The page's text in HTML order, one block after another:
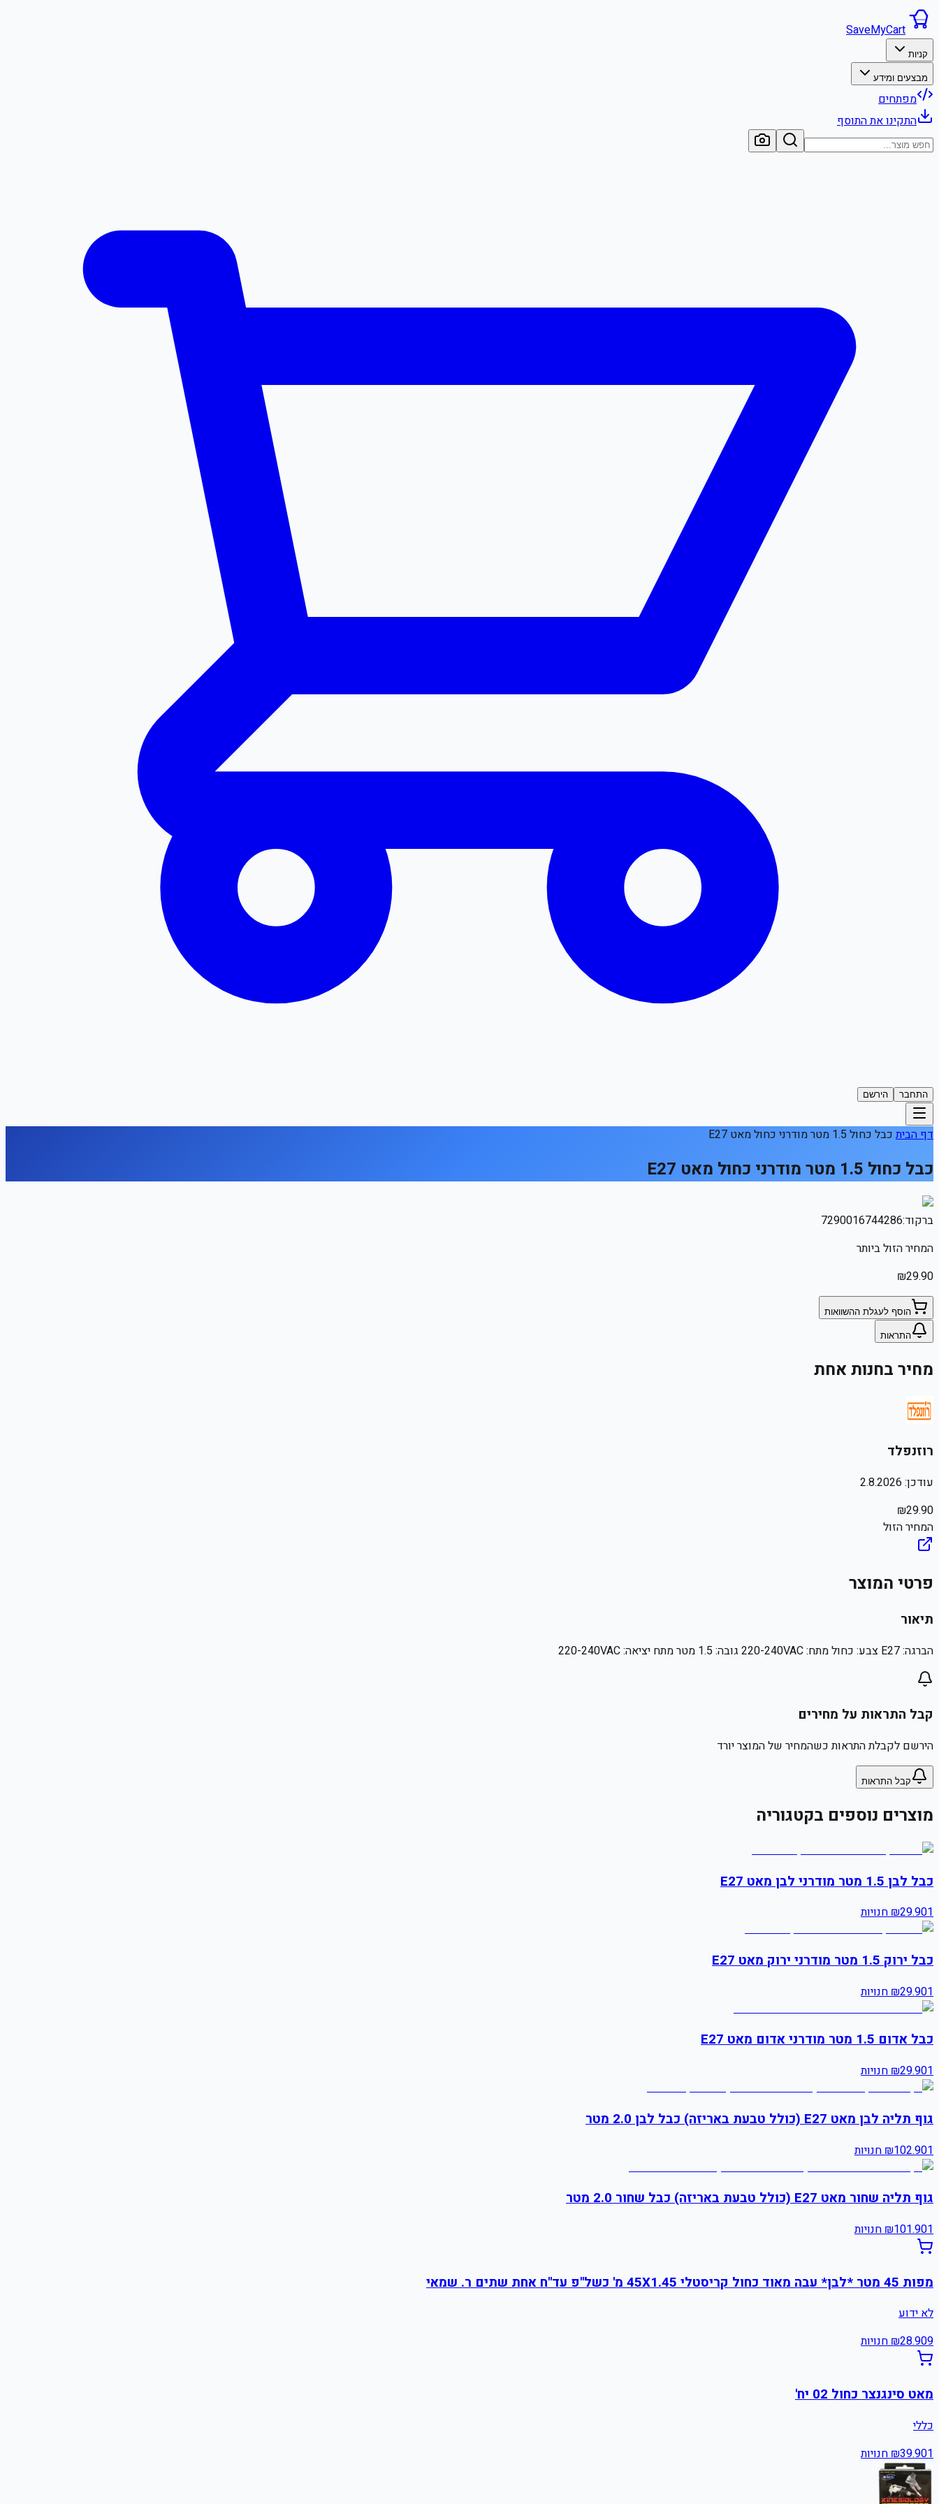
SaveMyCart
קניות
מבצעים ומידע
מפתחים
התקינו את התוסף
התחבר הירשם
דף הבית כבל כחול 1.5 מטר מודרני כחול מאט E27
כבל כחול 1.5 מטר מודרני כחול מאט E27
ברקוד:7290016744286
המחיר הזול ביותר
₪29.90
הוסף לעגלת ההשוואות
התראות
מחיר בחנות אחת
רוזנפלד
עודכן: 2.8.2026
₪29.90
המחיר הזול
פרטי המוצר
תיאור
הברגה: E27 צבע: כחול מתח: 220-240VAC גובה: 1.5 מטר מתח יציאה: 220-240VAC
קבל התראות על מחירים
הירשם לקבלת התראות כשהמחיר של המוצר יורד
קבל התראות
מוצרים נוספים בקטגוריה
כבל לבן 1.5 מטר מודרני לבן מאט E27
₪29.901 חנויות
כבל ירוק 1.5 מטר מודרני ירוק מאט E27
₪29.901 חנויות
כבל אדום 1.5 מטר מודרני אדום מאט E27
₪29.901 חנויות
גוף תליה לבן מאט E27 (כולל טבעת באריזה) כבל לבן 2.0 מטר
₪102.901 חנויות
גוף תליה שחור מאט E27 (כולל טבעת באריזה) כבל שחור 2.0 מטר
₪101.901 חנויות
מפות 45 מטר *לבן* עבה מאוד כחול קריסטלי 45X1.45 מ' כשל''פ עד''ח אחת שתים ר. שמאי
לא ידוע
₪28.909 חנויות
מאט סינגנצר כחול 02 יח'
כללי
₪39.901 חנויות